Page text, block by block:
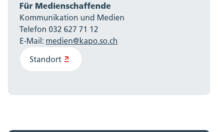
Für Medienschaffende
Kommunikation und Medien
Telefon 032 627 71 12
E-Mail: medien@kapo.so.ch
Standort